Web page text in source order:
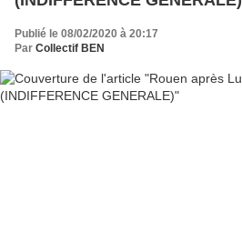
Publié le 08/02/2020 à 20:17
Par Collectif BEN